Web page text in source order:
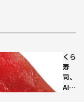
くら
寿
司、
AIが